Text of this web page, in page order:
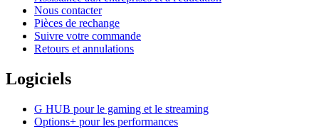
Nous contacter
Pièces de rechange
Suivre votre commande
Retours et annulations
Logiciels
G HUB pour le gaming et le streaming
Options+ pour les performances